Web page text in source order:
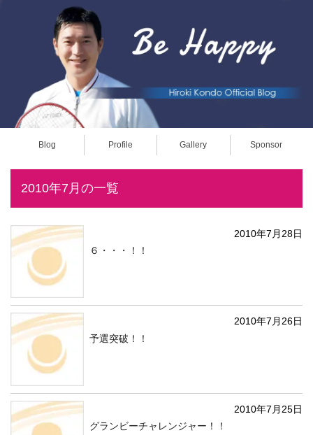
Blog Profile Gallery Sponsor
2010年7月の一覧
2010年7月28日
６・・・！！
2010年7月26日
予選突破！！
2010年7月25日
グランビーチャレンジャー！！